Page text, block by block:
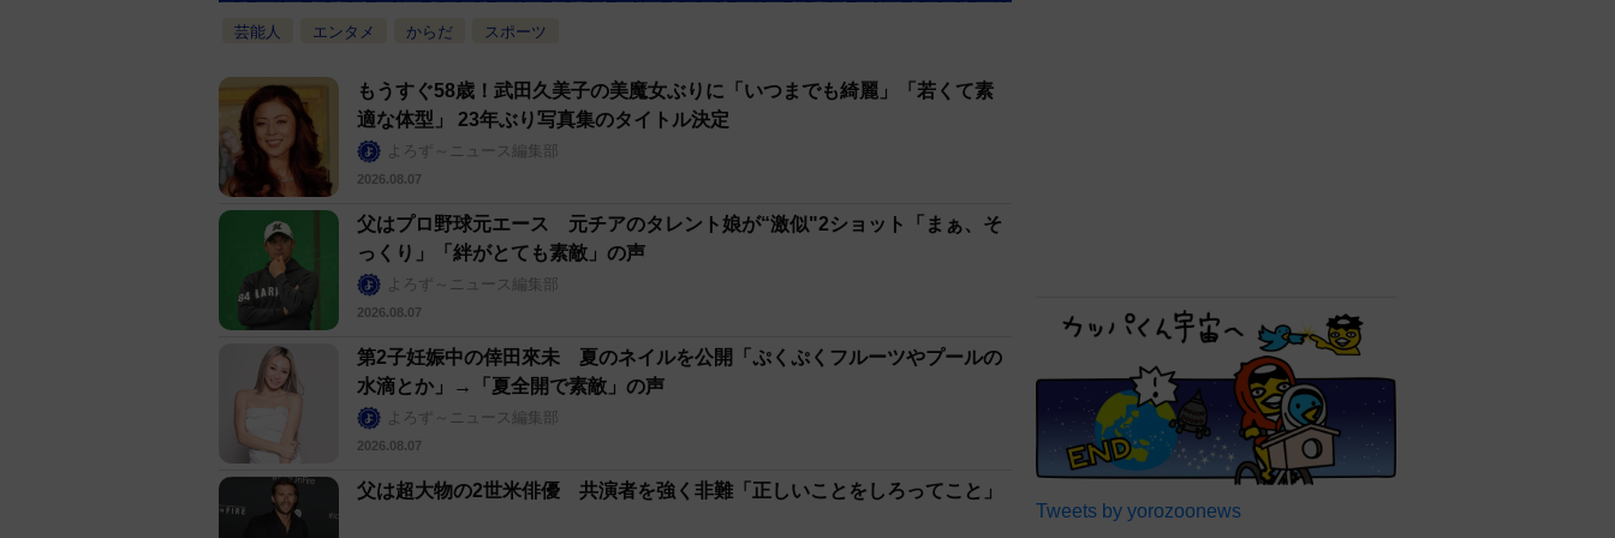
芸能人 エンタメ からだ スポーツ
もうすぐ58歳！武田久美子の美魔女ぶりに「いつまでも綺麗」「若くて素
適な体型」 23年ぶり写真集のタイトル決定
よろず～ニュース編集部
2026.08.07
父はプロ野球元エース 元チアのタレント娘が“激似"2ショット「まぁ、そ
っくり」「絆がとても素敵」の声
よろず～ニュース編集部
2026.08.07
第2子妊娠中の倖田來未 夏のネイルを公開「ぷくぷくフルーツやプールの
水滴とか」→「夏全開で素敵」の声
よろず～ニュース編集部
2026.08.07
父は超大物の2世米俳優 共演者を強く非難「正しいことをしろってこと」
Tweets by yorozoonews